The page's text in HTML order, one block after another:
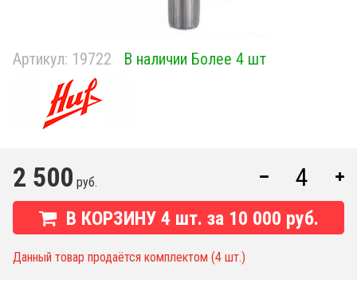
Артикул: 19722 В наличии Более 4 шт
2 500 руб.
В КОРЗИНУ 4 шт. за 10 000 руб.
Данный товар продаётся комплектом (4 шт.)